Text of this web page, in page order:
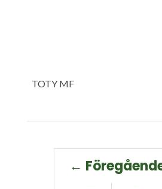
TOTY MF
←